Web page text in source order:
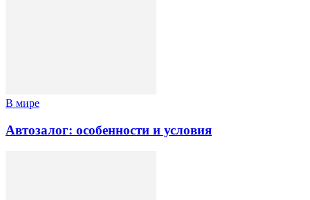
В мире
Автозалог: особенности и условия